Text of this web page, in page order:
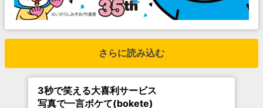
さらに読み込む
3秒で笑える大喜利サービス
写真で一言ボケて(bokete)